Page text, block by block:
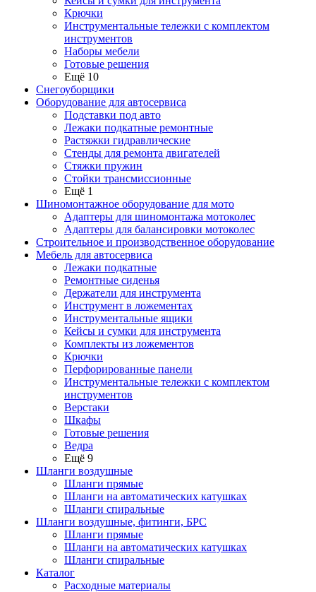
Крючки
Инструментальные тележки с комплектом
инструментов
Наборы мебели
Готовые решения
Ещё 10
Снегоуборщики
Оборудование для автосервиса
Подставки под авто
Лежаки подкатные ремонтные
Растяжки гидравлические
Стенды для ремонта двигателей
Стяжки пружин
Стойки трансмиссионные
Ещё 1
Шиномонтажное оборудование для мото
Адаптеры для шиномонтажа мотоколес
Адаптеры для балансировки мотоколес
Строительное и производственное оборудование
Мебель для автосервиса
Лежаки подкатные
Ремонтные сиденья
Держатели для инструмента
Инструмент в ложементах
Инструментальные ящики
Кейсы и сумки для инструмента
Комплекты из ложементов
Крючки
Перфорированные панели
Инструментальные тележки с комплектом
инструментов
Верстаки
Шкафы
Готовые решения
Ведра
Ещё 9
Шланги воздушные
Шланги прямые
Шланги на автоматических катушках
Шланги спиральные
Шланги воздушные, фитинги, БРС
Шланги прямые
Шланги на автоматических катушках
Шланги спиральные
Каталог
Расходные материалы